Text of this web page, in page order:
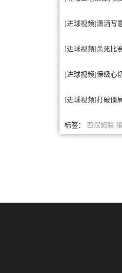
[进球视频]潇洒写
[进球视频]杀死比
[进球视频]保级心
[进球视频]打破僵
标签： 西汉姆联